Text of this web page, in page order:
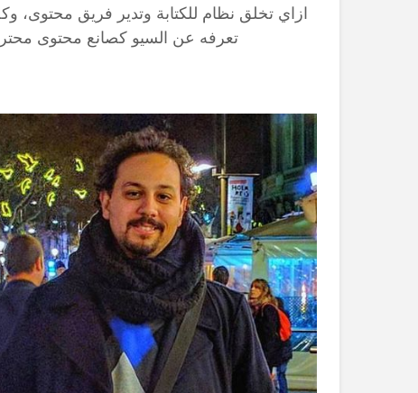
ازاي تخلق نظام للكتابة وتدير فريق محتوى،
تعرفه عن السيو كصانع محتوى